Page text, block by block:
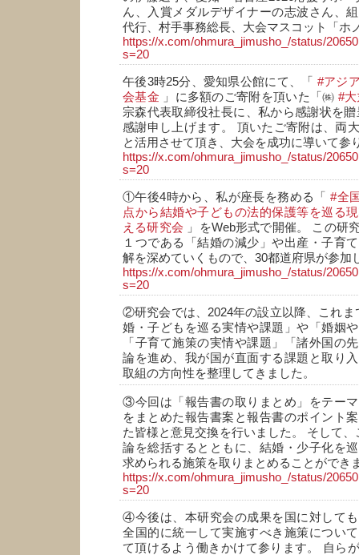
ん、入賞メダルデザイナーの志波さん、
代行、村手事務総長、大会マスコット「ホ
https://x.com/ohmura_jimusho_/status/
s=20
午後3時25分、愛知県公館にて、「 #アジ
会基金 」に多額のご寄附を頂いた「㈱ #
宗森代表取締役社長に、私から感謝状を
感謝申し上げます。 頂いたご寄附は、両
と活用させて頂き、大会を成功に導いて参
https://x.com/ohmura_jimusho_/status/
s=20
①午後4時から、私が座長を務める「#全
点から結婚や子どもの法的保護等を巡る
える研究会 」をWeb形式で開催。 この研
１つである「結婚の減少」や出産・子育
解を深めていくもので、30都道府県が参加
https://x.com/ohmura_jimusho_/status/
s=20
②研究会では、2024年の設立以降、これま
婚・子どもを巡る実情や課題」や「婚姻
「子育て施策の実情や課題」「諸外国の
論を進め、我が国が直面する課題と取り
取組の方向性を整理してきました。
③今回は「報告書の取りまとめ」をテー
をまとめた報告書案と報告書のポイント
た皆様と意見交換を行いました。 そして
論を総括するとともに、結婚・少子化を
求められる施策を取りまとめることができ
https://x.com/ohmura_jimusho_/status/
s=20
④今後は、本研究会の成果を国に対して
全国的に統一して実施すべき施策につい
て頂けるよう働きかけて参ります。 自ら